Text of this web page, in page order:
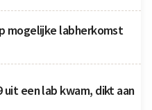
mogelijke labherkomst
uit een lab kwam, dikt aan